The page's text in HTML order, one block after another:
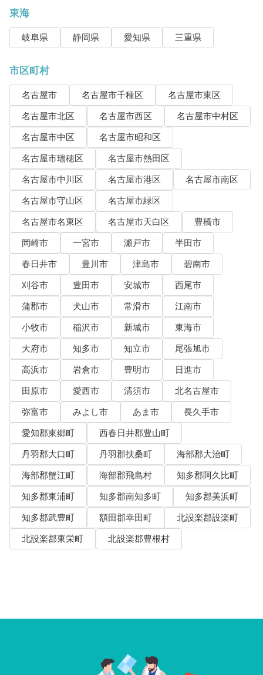
東海
岐阜県 静岡県 愛知県 三重県
市区町村
名古屋市 名古屋市千種区
名古屋市東区
名古屋市北区
名古屋市西区
名古屋市中村区
名古屋市中区
名古屋市昭和区
名古屋市瑞穂区
名古屋市熱田区
名古屋市中川区
名古屋市港区
名古屋市南区
名古屋市守山区
名古屋市緑区
名古屋市名東区
名古屋市天白区
豊橋市
岡崎市
一宮市 瀬戸市
半田市
春日井市
豊川市 津島市
碧南市
刈谷市
豊田市 安城市
西尾市
蒲郡市
犬山市 常滑市
江南市
小牧市
稲沢市 新城市
東海市
大府市
知多市 知立市
尾張旭市
高浜市
岩倉市 豊明市
日進市
田原市
愛西市 清須市
北名古屋市
弥富市
みよし市 あま市
長久手市
愛知郡東郷町
西春日井郡豊山町
丹羽郡大口町
丹羽郡扶桑町
海部郡大治町
海部郡蟹江町
海部郡飛島村
知多郡阿久比町
知多郡東浦町
知多郡南知多町
知多郡美浜町
知多郡武豊町
額田郡幸田町
北設楽郡設楽町
北設楽郡東栄町
北設楽郡豊根村